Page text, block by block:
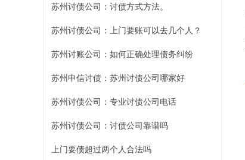
苏州讨债公司：讨债方式方法。
苏州讨债公司：上门要账可以去几个人？
苏州讨账公司：如何正确处理债务纠纷
苏州申信讨债：苏州讨债公司哪家好
苏州讨债公司：专业讨债公司电话
苏州讨债公司：讨债公司靠谱吗
上门要债超过两个人合法吗